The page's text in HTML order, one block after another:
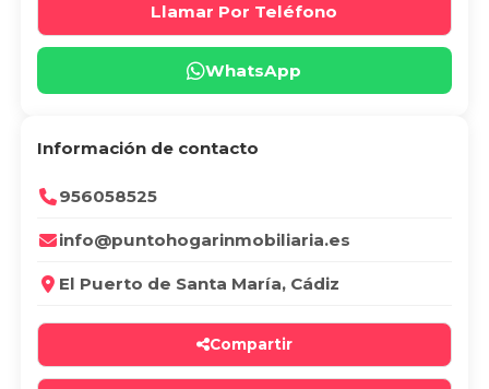
Llamar Por Teléfono
WhatsApp
Información de contacto
956058525
info@puntohogarinmobiliaria.es
El Puerto de Santa María, Cádiz
Compartir